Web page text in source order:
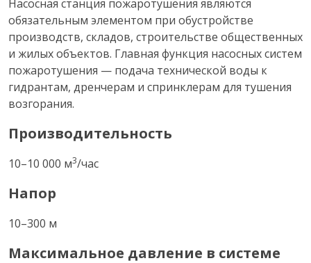
Насосная станция пожаротушения являются
обязательным элементом при обустройстве
производств, складов, строительстве общественных
и жилых объектов. Главная функция насосных систем
пожаротушения — подача технической воды к
гидрантам, дренчерам и спринклерам для тушения
возгорания.
Производительность
10–10 000 м3/час
Напор
10–300 м
Максимальное давление в системе